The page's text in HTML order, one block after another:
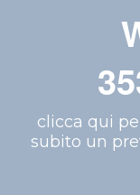
clicca qui
subito un